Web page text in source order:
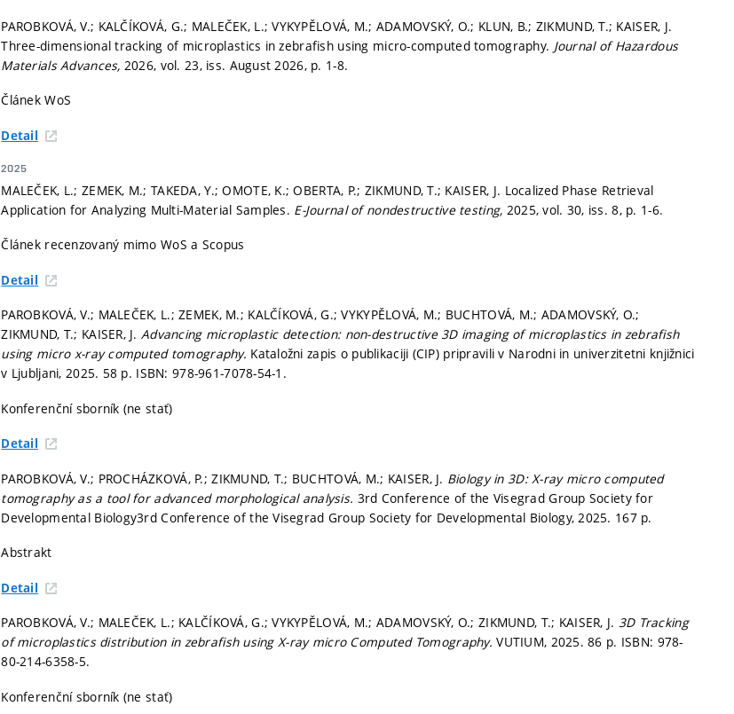
PAROBKOVÁ, V.; KALČÍKOVÁ, G.; MALEČEK, L.; VYKYPĚLOVÁ, M.; ADAMOVSKÝ, O.; KLUN, B.; ZIKMUND, T.; KAISER, J.
Three-dimensional tracking of microplastics in zebrafish using micro-computed tomography. Journal of Hazardous
Materials Advances, 2026, vol. 23, iss. August 2026, p. 1-8.
Článek WoS
Detail
2025
MALEČEK, L.; ZEMEK, M.; TAKEDA, Y.; OMOTE, K.; OBERTA, P.; ZIKMUND, T.; KAISER, J. Localized Phase Retrieval
Application for Analyzing Multi-Material Samples. E-Journal of nondestructive testing, 2025, vol. 30, iss. 8, p. 1-6.
Článek recenzovaný mimo WoS a Scopus
Detail
PAROBKOVÁ, V.; MALEČEK, L.; ZEMEK, M.; KALČÍKOVÁ, G.; VYKYPĚLOVÁ, M.; BUCHTOVÁ, M.; ADAMOVSKÝ, O.;
ZIKMUND, T.; KAISER, J.Advancing microplastic detection: non-destructive 3D imaging of microplastics in zebrafish
using micro x-ray computed tomography. Kataložni zapis o publikaciji (CIP) pripravili v Narodni in univerzitetni knjižnici
v Ljubljani, 2025. 58 p. ISBN: 978-961-7078-54-1.
Konferenční sborník (ne stať)
Detail
PAROBKOVÁ, V.; PROCHÁZKOVÁ, P.; ZIKMUND, T.; BUCHTOVÁ, M.; KAISER, J. Biology in 3D: X-ray micro computed
tomography as a tool for advanced morphological analysis. 3rd Conference of the Visegrad Group Society for
Developmental Biology3rd Conference of the Visegrad Group Society for Developmental Biology, 2025. 167 p.
Abstrakt
Detail
PAROBKOVÁ, V.; MALEČEK, L.; KALČÍKOVÁ, G.; VYKYPĚLOVÁ, M.; ADAMOVSKÝ, O.; ZIKMUND, T.; KAISER, J. 3D Tracking
of microplastics distribution in zebrafish using X-ray micro Computed Tomography.VUTIUM, 2025. 86 p. ISBN: 978-
80-214-6358-5.
Konferenční sborník (ne stať)